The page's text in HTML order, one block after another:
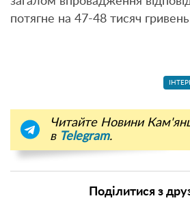
потягне на 47-48 тисяч
Читайте Новини
в Telegram.
Поділитися з